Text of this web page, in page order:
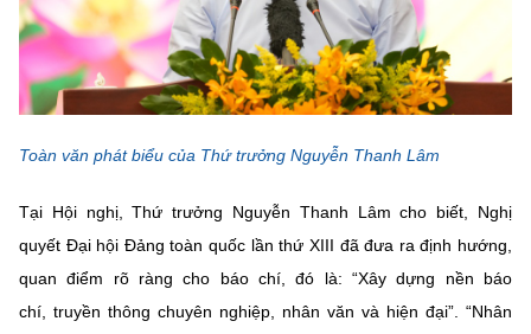
Năng lượng nguyên tử
Tin tổng hợp
Tin địa phương
Chuyển đổi số
Bưu chính, Viễn thông
Sở hữu trí tuệ
Tiêu chuẩn, đo lường, chất lượng
Khác
Videos
Infographic
Ảnh
Voice
Nhiệm vụ trọng tâm
Chọn ngôn ngữ
Toàn văn phát biểu của Thứ trưởng Nguyễn Thanh Lâm
Tại Hội nghị, Thứ trưởng Nguyễn Thanh Lâm cho biết, Nghị
quyết Đại hội Đảng toàn quốc lần thứ XIII đã đưa ra định hướng,
quan điểm rõ ràng cho báo chí, đó là: “Xây dựng nền báo
chí, truyền thông chuyên nghiệp, nhân văn và hiện đại”. “Nhân